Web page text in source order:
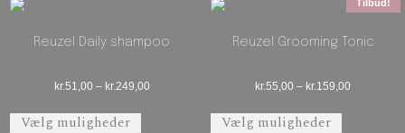
Reuzel Daily shampoo
kr.51,00 – kr.249,00Prisinterval: kr.51,00 til kr.249,00
Vælg muligheder
Tilbud!
Reuzel Grooming Tonic
kr.55,00 – kr.159,00
Vælg muligheder